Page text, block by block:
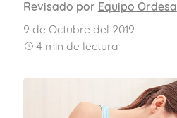
Revisado por Equipo Ordesa
9 de Octubre del 2019
4 min de lectura